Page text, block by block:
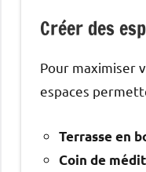
Créer des
Pour maximiser
espaces
Terrasse en
Coin de